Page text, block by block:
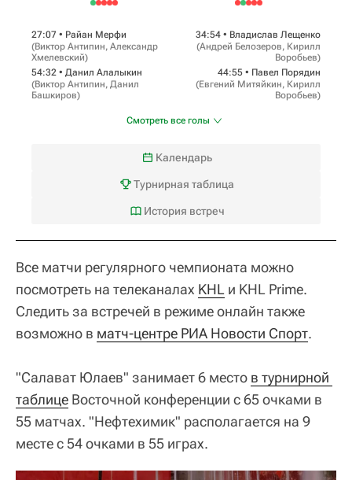
27:07 • Райан Мерфи
(Виктор Антипин, Александр
Хмелевский)
54:32 • Данил Алалыкин
(Виктор Антипин, Данил
Башкиров)
34:54 • Владислав Лещенко
(Андрей Белозеров, Кирилл
Воробьев)
44:55 • Павел Порядин
(Евгений Митяйкин, Кирилл
Воробьев)
Смотреть все голы
Календарь
Турнирная таблица
История встреч
Все матчи регулярного чемпионата можно
посмотреть на телеканалах KHL и KHL Prime.
Следить за встречей в режиме онлайн также
возможно в матч-центре РИА Новости Спорт.
"Салават Юлаев" занимает 6 место в турнирной
таблице Восточной конференции с 65 очками в
55 матчах. "Нефтехимик" располагается на 9
месте с 54 очками в 55 играх.